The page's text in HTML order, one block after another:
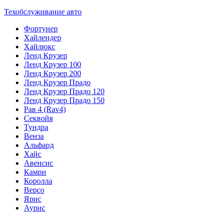
Техобслуживание авто
Фортунер
Хайлендер
Хайлюкс
Ленд Крузер
Ленд Крузер 100
Ленд Крузер 200
Ленд Крузер Прадо
Ленд Крузер Прадо 120
Ленд Крузер Прадо 150
Рав 4 (Rav4)
Секвойя
Тундра
Венза
Альфард
Хайс
Авенсис
Камри
Королла
Версо
Ярис
Аурис